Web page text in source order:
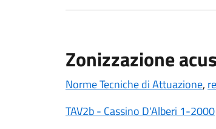
Zonizzazione
Norme Tecniche di Attuazione,
TAV2b - Cassino D'Alberi 1-2000